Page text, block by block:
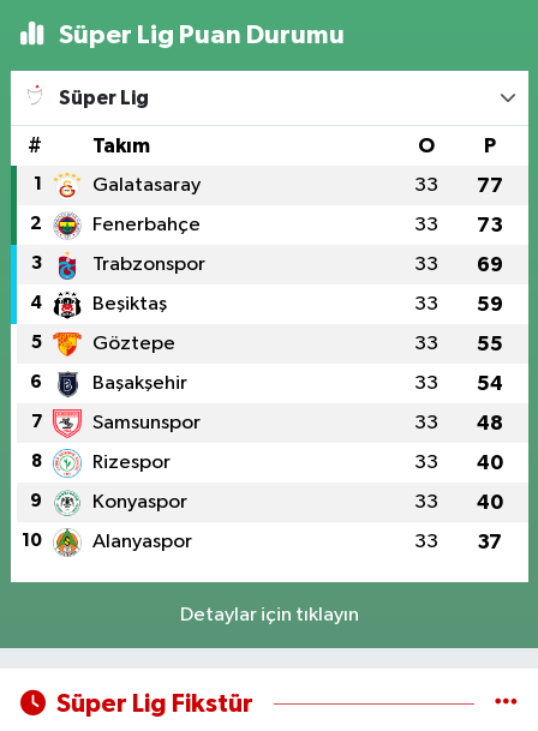
Süper Lig Puan Durumu
Süper Lig
# Takım O P
1 Galatasaray 33 77
2 Fenerbahçe 33 73
3 Trabzonspor 33 69
4 Beşiktaş 33 59
5 Göztepe 33 55
6 Başakşehir 33 54
7 Samsunspor 33 48
8 Rizespor 33 40
9 Konyaspor 33 40
10 Alanyaspor 33 37
Detaylar için tıklayın
Süper Lig Fikstür